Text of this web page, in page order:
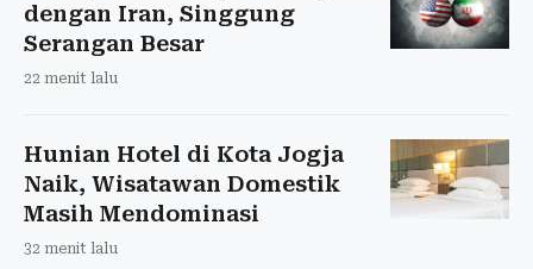
dengan Iran, Singgung
Serangan Besar
22 menit lalu
Hunian Hotel di Kota Jogja
Naik, Wisatawan Domestik
Masih Mendominasi
32 menit lalu